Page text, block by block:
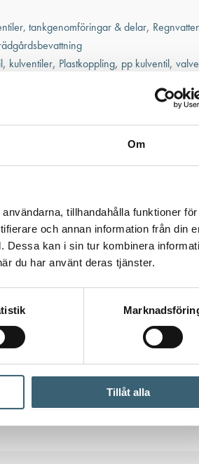
Om
tillhandahålla funktioner för
och annan information från din
Dessa kan i sin tur kombinera
du har använt deras tjänster.
Tillåt alla
tankgenomföringar & delar,
, kulventiler, Plastkoppling, pp kulventil, valve